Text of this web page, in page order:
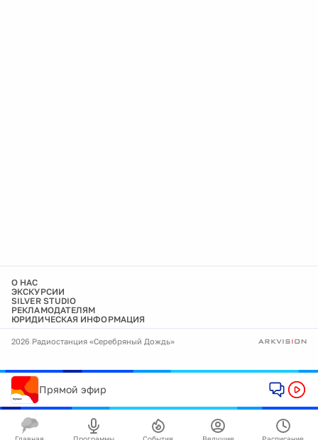
О НАС
ЭКСКУРСИИ
SILVER STUDIO
РЕКЛАМОДАТЕЛЯМ
ЮРИДИЧЕСКАЯ ИНФОРМАЦИЯ
2026 Радиостанция «Серебряный Дождь»
Прямой эфир
Главная Программы События Ведущие Расписание